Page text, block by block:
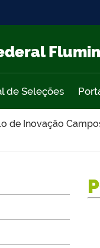
de Seleções
de Inovação